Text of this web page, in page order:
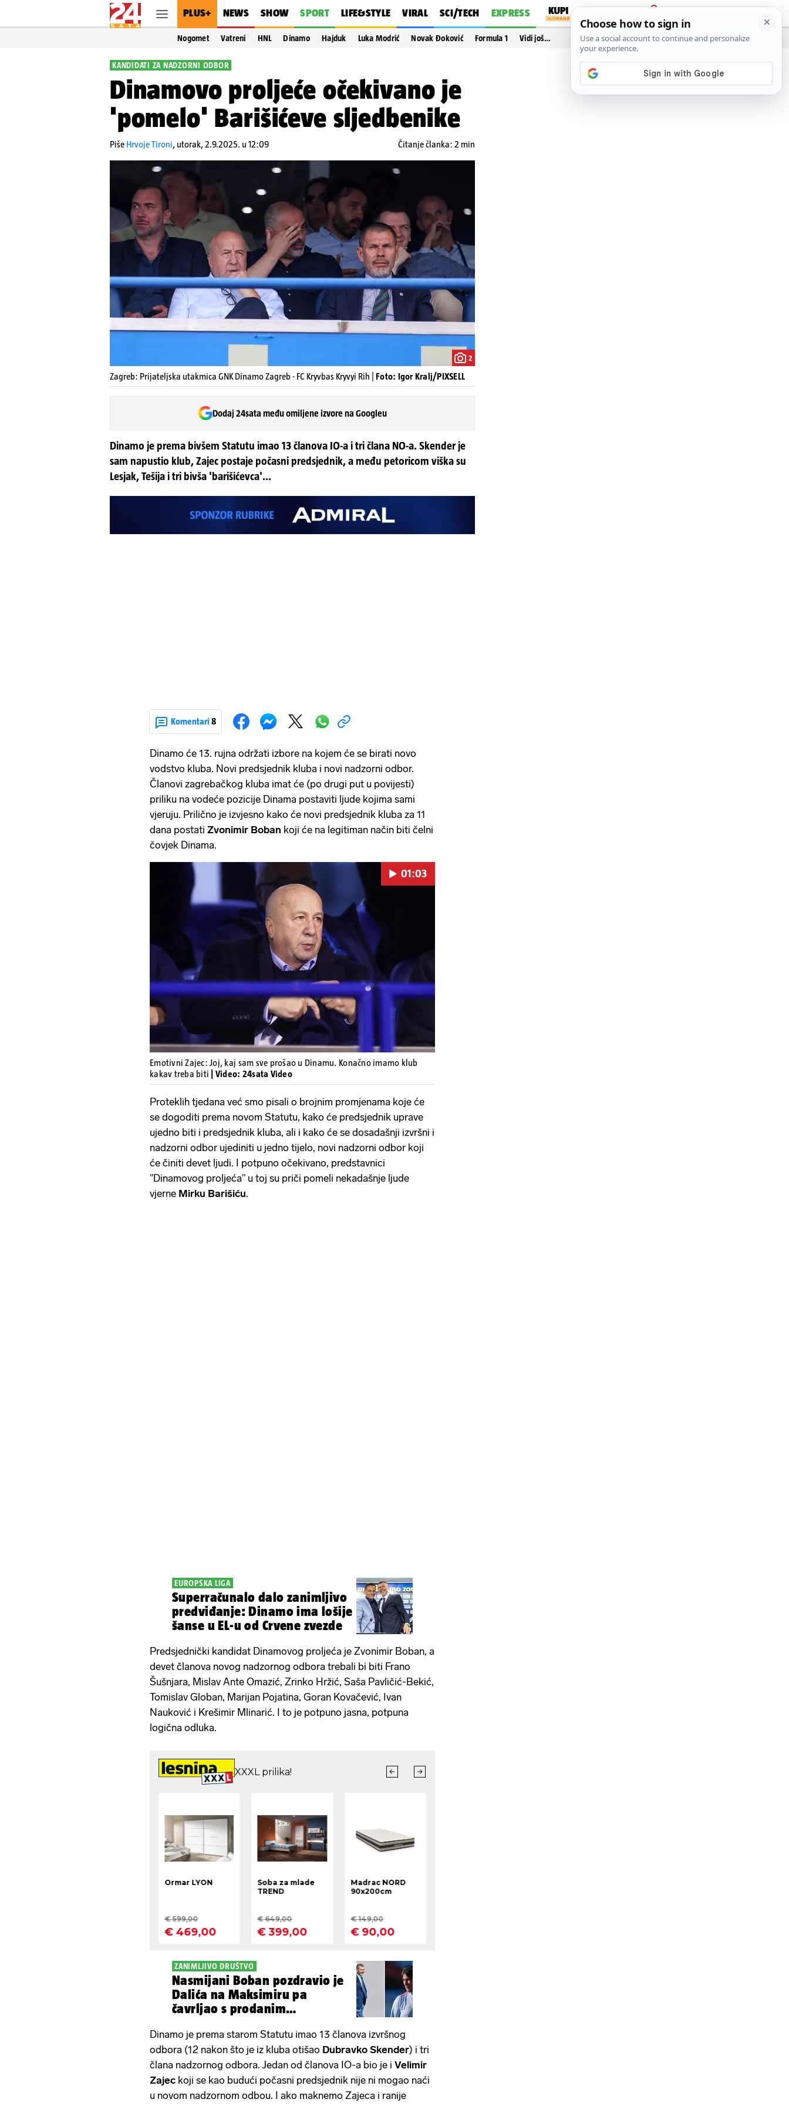
PLUS+ NEWS SHOW SPORT LIFE&STYLE VIRAL SCI/TECH EXPRESS
PRIJAVA
Nogomet Vatreni HNL Dinamo Hajduk Luka Modrić Novak Đoković Formula 1 Vidi još…
KANDIDATI ZA NADZORNI ODBOR
Dinamovo proljeće očekivano je
'pomelo' Barišićeve sljedbenike
Piše Hrvoje Tironi, utorak, 2.9.2025. u 12:09 Čitanje članka: 2 min
2
Zagreb: Prijateljska utakmica GNK Dinamo Zagreb - FC Kryvbas Kryvyi Rih | Foto: Igor Kralj/PIXSELL
Dodaj 24sata među omiljene izvore na Googleu
Dinamo je prema bivšem Statutu imao 13 članova IO-a i tri člana NO-a. Skender je
sam napustio klub, Zajec postaje počasni predsjednik, a među petoricom viška su
Lesjak, Tešija i tri bivša 'barišićevca'...
Komentari 8
Dinamo će 13. rujna održati izbore na kojem će se birati novo
vodstvo kluba. Novi predsjednik kluba i novi nadzorni odbor.
Članovi zagrebačkog kluba imat će (po drugi put u povijesti)
priliku na vodeće pozicije Dinama postaviti ljude kojima sami
vjeruju. Prilično je izvjesno kako će novi predsjednik kluba za 11
dana postati Zvonimir Boban koji će na legitiman način biti čelni
čovjek Dinama.
Pokretanje videa...
01:03
Emotivni Zajec: Joj, kaj sam sve prošao u Dinamu. Konačno imamo klub
kakav treba biti
| Video: 24sata Video
Proteklih tjedana već smo pisali o brojnim promjenama koje će
se dogoditi prema novom Statutu, kako će predsjednik uprave
ujedno biti i predsjednik kluba, ali i kako će se dosadašnji izvršni i
nadzorni odbor ujediniti u jedno tijelo, novi nadzorni odbor koji
će činiti devet ljudi. I potpuno očekivano, predstavnici
"Dinamovog proljeća" u toj su priči pomeli nekadašnje ljude
vjerne Mirku Barišiću.
EUROPSKA LIGA
Superračunalo dalo zanimljivo
predviđanje: Dinamo ima lošije
šanse u EL-u od Crvene zvezde
Predsjednički kandidat Dinamovog proljeća je Zvonimir Boban, a
devet članova novog nadzornog odbora trebali bi biti Frano
Šušnjara, Mislav Ante Omazić, Zrinko Hržić, Saša Pavličić-Bekić,
Tomislav Globan, Marijan Pojatina, Goran Kovačević, Ivan
Nauković i Krešimir Mlinarić. I to je potpuno jasna, potpuna
logična odluka.
ZANIMLJIVO DRUŠTVO
Nasmijani Boban pozdravio je
Dalića na Maksimiru pa
čavrljao s prodanim
Dinamo je prema starom Statutu imao 13 članova izvršnog
odbora (12 nakon što je iz kluba otišao Dubravko Skender) i tri
člana nadzornog odbora. Jedan od članova IO-a bio je i Velimir
Zajec koji se kao budući počasni predsjednik nije ni mogao naći
u novom nadzornom odbou. I ako maknemo Zajeca i ranije